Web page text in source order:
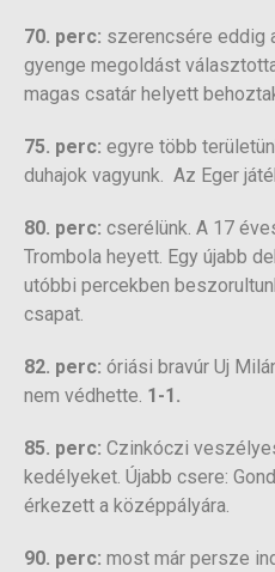
70. perc: szerencsére eddig
gyenge megoldást
magas csatár helyett
75. perc: egyre több
duhajok vagyunk. Az Eger
80. perc: cserélünk. A 17
Trombola heyett. Egy újabb
utóbbi percekben
csapat.
82. perc: óriási bravúr Uj
nem védhette. 1-1.
85. perc: Czinkóczi
kedélyeket. Újabb csere:
érkezett a középpályára.
90. perc: most már persze